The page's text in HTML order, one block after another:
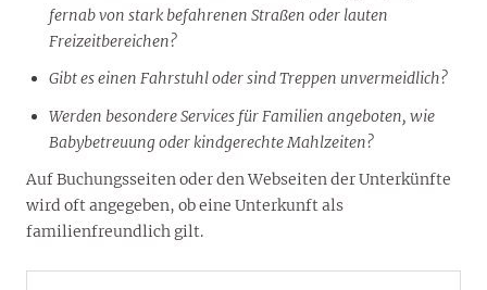
fernab von stark befahrenen Straßen oder lauten
Freizeitbereichen?
Gibt es einen Fahrstuhl oder sind Treppen unvermeidlich?
Werden besondere Services für Familien angeboten, wie
Babybetreuung oder kindgerechte Mahlzeiten?
Auf Buchungsseiten oder den Webseiten der Unterkünfte
wird oft angegeben, ob eine Unterkunft als
familienfreundlich gilt.